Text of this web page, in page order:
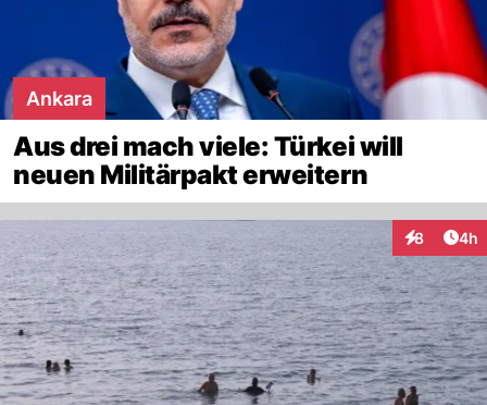
Ankara
Aus drei mach viele: Türkei will
neuen Militärpakt erweitern
8 4h